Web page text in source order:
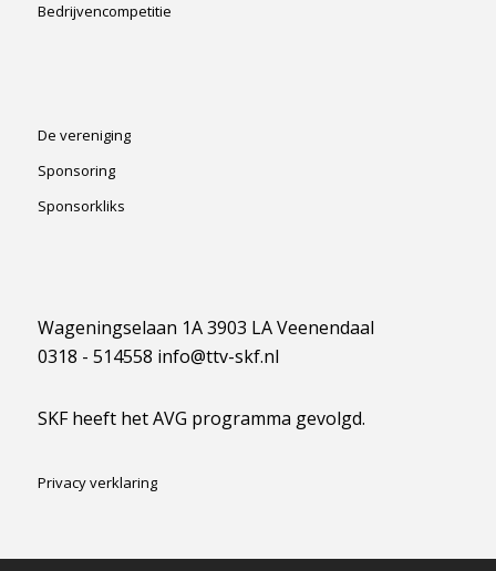
Bedrijvencompetitie
De vereniging
Sponsoring
Sponsorkliks
Wageningselaan 1A 3903 LA Veenendaal
0318 - 514558 info@ttv-skf.nl
SKF heeft het AVG programma gevolgd.
Privacy verklaring